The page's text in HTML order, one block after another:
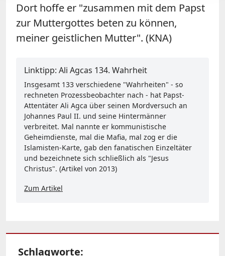
Dort hoffe er "zusammen mit dem Papst
zur Muttergottes beten zu können,
meiner geistlichen Mutter". (KNA)
Linktipp: Ali Agcas 134. Wahrheit
Insgesamt 133 verschiedene "Wahrheiten" - so
rechneten Prozessbeobachter nach - hat Papst-
Attentäter Ali Agca über seinen Mordversuch an
Johannes Paul II. und seine Hintermänner
verbreitet. Mal nannte er kommunistische
Geheimdienste, mal die Mafia, mal zog er die
Islamisten-Karte, gab den fanatischen Einzeltäter
und bezeichnete sich schließlich als "Jesus
Christus". (Artikel von 2013)
Zum Artikel
Schlagworte: